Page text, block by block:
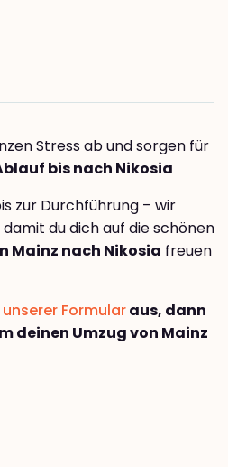
Stress ab und sorgen für
bis nach Nikosia
zur Durchführung – wir
du dich auf die schönen
Mainz nach Nikosia freuen
unserer Formularaus, dann
deinen Umzug von Mainz